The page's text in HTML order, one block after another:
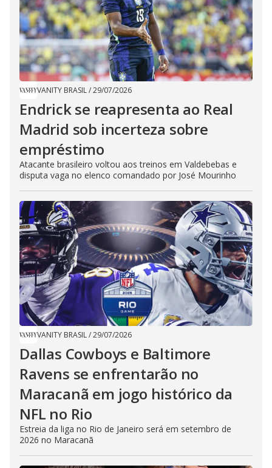
VANITY BRASIL/29/07/2026
Endrick se reapresenta ao Real
Madrid sob incerteza sobre
empréstimo
Atacante brasileiro voltou aos treinos em Valdebebas e
disputa vaga no elenco comandado por José Mourinho
VANITY BRASIL/29/07/2026
Dallas Cowboys e Baltimore
Ravens se enfrentarão no
Maracanã em jogo histórico da
NFL no Rio
Estreia da liga no Rio de Janeiro será em setembro de
2026 no Maracanã